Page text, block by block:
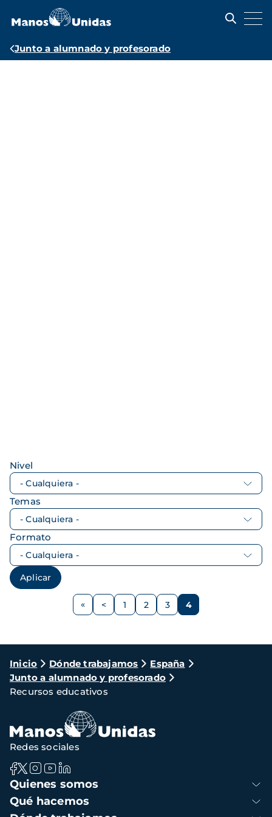
contenido
Ruta
Junto a alumnado y profesorado
Nivel
Temas
Formato
Página
< Página
1 Página
2 Página
3 Página
4
Ruta
de
navegación
Inicio Dónde trabajamos
España
Junto a alumnado y profesorado
Recursos educativos
Navegación
principal
Quienes somos
Qué hacemos
Redes sociales